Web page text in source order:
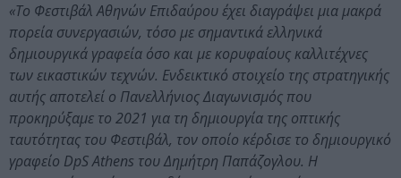
«Το Φεστιβάλ Αθηνών Επιδαύρου έχει διαγράψει μια μακρά
πορεία συνεργασιών, τόσο με σημαντικά ελληνικά
δημιουργικά γραφεία όσο και με κορυφαίους καλλιτέχνες
των εικαστικών τεχνών. Ενδεικτικό στοιχείο της στρατηγικής
αυτής αποτελεί ο Πανελλήνιος Διαγωνισμός που
προκηρύξαμε το 2021 για τη δημιουργία της οπτικής
ταυτότητας του Φεστιβάλ, τον οποίο κέρδισε το δημιουργικό
γραφείο DpS Athens του Δημήτρη Παπάζογλου. Η